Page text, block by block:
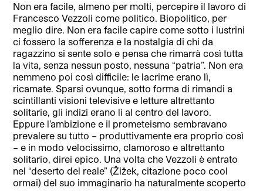
Non era facile, almeno per molti, percepire il lavoro di
Francesco Vezzoli come politico. Biopolitico, per
meglio dire. Non era facile capire come sotto i lustrini
ci fossero la sofferenza e la nostalgia di chi da
ragazzino si sente solo e pensa che rimarrà così tutta
la vita, senza nessun posto, nessuna “patria”. Non era
nemmeno poi così difficile: le lacrime erano lì,
ricamate. Sparsi ovunque, sotto forma di rimandi a
scintillanti visioni televisive e letture altrettanto
solitarie, gli indizi erano lì al centro del lavoro.
Eppure l’ambizione e il prometeismo sembravano
prevalere su tutto – produttivamente era proprio così
– e in modo velocissimo, clamoroso e altrettanto
solitario, direi epico. Una volta che Vezzoli è entrato
nel “deserto del reale” (Žižek, citazione poco cool
ormai) del suo immaginario ha naturalmente scoperto